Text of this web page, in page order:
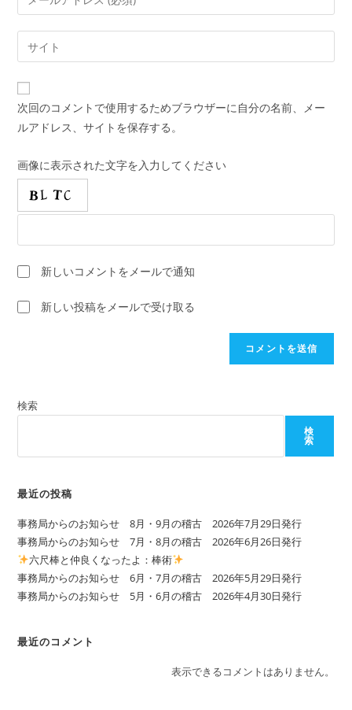
る
名
前
ま
た
ユ
ー
ー
名
入
力
さ
い
ー
ル
ア
レ
ス
を
力
て
メ
ン
Web
サ
イ
ト
の
を
入
し
だ
い。
次回のコメントで使用するためブラウザーに自分の名前、メー
ルアドレス、サイトを保存する。
画像に表示された文字を入力してください
新しいコメントをメールで通知
新しい投稿をメールで受け取る
検索
検
索
最近の投稿
事務局からのお知らせ 8月・9月の稽古 2026年7月29日発行
事務局からのお知らせ 7月・8月の稽古 2026年6月26日発行
六尺棒と仲良くなったよ：棒術
事務局からのお知らせ 6月・7月の稽古 2026年5月29日発行
事務局からのお知らせ 5月・6月の稽古 2026年4月30日発行
最近のコメント
表示できるコメントはありません。